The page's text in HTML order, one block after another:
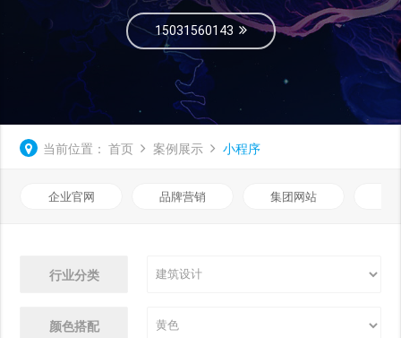
15031560143
当前位置： 首页 案例展示 小程序
企业官网 品牌营销 集团网站
行业分类
颜色搭配